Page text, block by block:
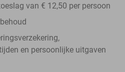
van € 12,50 per persoon
en persoonlijke uitgaven